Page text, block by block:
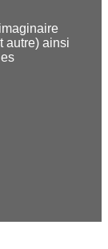
autre) ainsi